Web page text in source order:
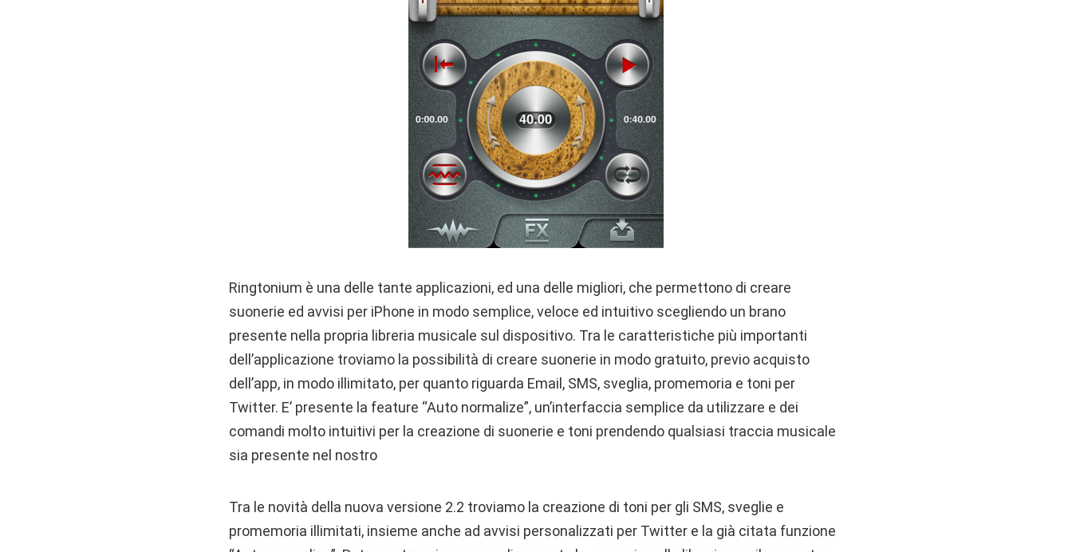
Ringtonium è una delle tante applicazioni, ed una delle migliori, che permettono di creare
suonerie ed avvisi per iPhone in modo semplice, veloce ed intuitivo scegliendo un brano
presente nella propria libreria musicale sul dispositivo. Tra le caratteristiche più importanti
dell’applicazione troviamo la possibilità di creare suonerie in modo gratuito, previo acquisto
dell’app, in modo illimitato, per quanto riguarda Email, SMS, sveglia, promemoria e toni per
Twitter. E’ presente la feature “Auto normalize”, un’interfaccia semplice da utilizzare e dei
comandi molto intuitivi per la creazione di suonerie e toni prendendo qualsiasi traccia musicale
sia presente nel nostro
Tra le novità della nuova versione 2.2 troviamo la creazione di toni per gli SMS, sveglie e
promemoria illimitati, insieme anche ad avvisi personalizzati per Twitter e la già citata funzione